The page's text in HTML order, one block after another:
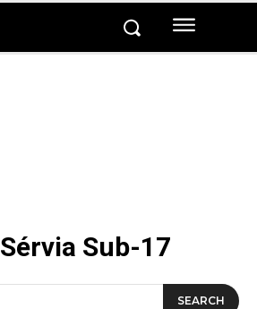
Sérvia Sub-17
SEARCH